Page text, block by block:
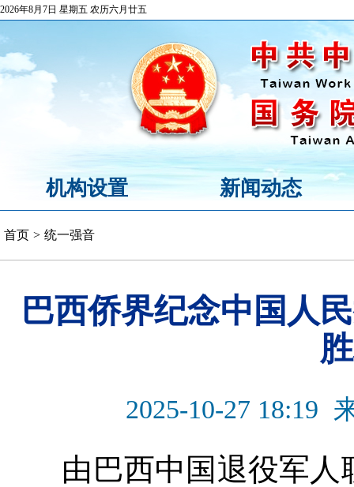
2026年8月7日 星期五 农历六月廿五
机构设置 新闻动态
首页 > 统一强音
巴西侨界纪念中国人
2025-10-27 18:19
由巴西中国退役军